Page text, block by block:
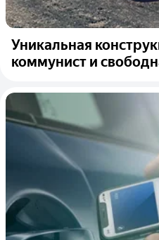
Уникальная
коммунист и